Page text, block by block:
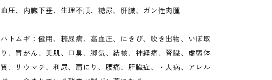
血圧、内臓下垂、生理不順、糖尿、肝臓、ガン性肉腫
ハトムギ：健用、糖尿病、高血圧、にきび、吹き出物、いぼ取
り、胃がん、美肌、口臭、脚気、結核、神経痛、腎臓、虚弱体
質、リウマチ、利尿、肩にり、腰痛、肝臓症、・人病、アレル